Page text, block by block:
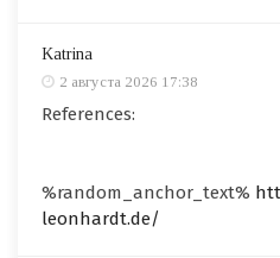
Katrina
2 августа 2026 17:38
References:
%random_anchor_text%
leonhardt.de/